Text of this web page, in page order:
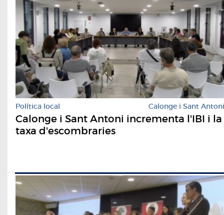
Política local Calonge i Sant Antoni
Calonge i Sant Antoni incrementa l'IBI i la
taxa d'escombraries